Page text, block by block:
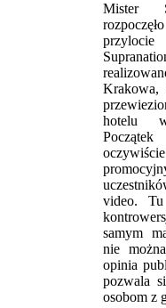
Mister
Krakowa,
hotelu
video.
samym
nie
opinia
pozwala
osobom z